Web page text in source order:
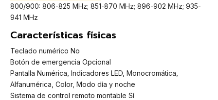
800/900: 806-825 MHz; 851-870 MHz; 896-902 MHz; 935-
941 MHz
Características físicas
Teclado numérico No
Botón de emergencia Opcional
Pantalla Numérica, Indicadores LED, Monocromática,
Alfanumérica, Color, Modo día y noche
Sistema de control remoto montable Sí